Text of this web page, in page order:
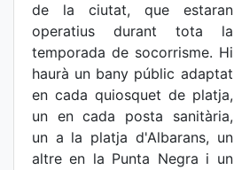
de la ciutat, que estaran
operatius durant tota la
temporada de socorrisme. Hi
haurà un bany públic adaptat
en cada quiosquet de platja,
un en cada posta sanitària,
un a la platja d'Albarans, un
altre en la Punta Negra i un